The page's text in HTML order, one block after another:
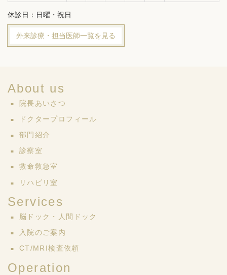
休診日：日曜・祝日
外来診療・担当医師一覧を見る
About us
院長あいさつ
ドクタープロフィール
部門紹介
診察室
救命救急室
リハビリ室
Services
脳ドック・人間ドック
入院のご案内
CT/MRI検査依頼
Operation